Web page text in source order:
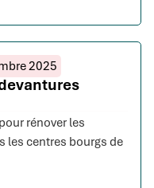
2025
rénover les
les centres bourgs de